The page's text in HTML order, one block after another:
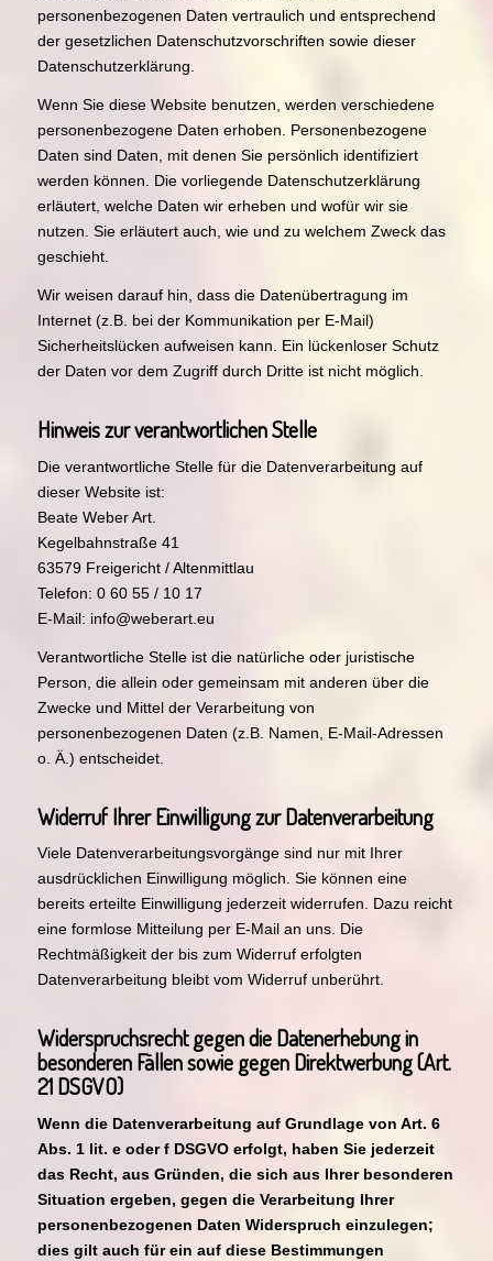
personenbezogenen Daten vertraulich und entsprechend
der gesetzlichen Datenschutzvorschriften sowie dieser
Datenschutzerklärung.
Wenn Sie diese Website benutzen, werden verschiedene
personenbezogene Daten erhoben. Personenbezogene
Daten sind Daten, mit denen Sie persönlich identifiziert
werden können. Die vorliegende Datenschutzerklärung
erläutert, welche Daten wir erheben und wofür wir sie
nutzen. Sie erläutert auch, wie und zu welchem Zweck das
geschieht.
Wir weisen darauf hin, dass die Datenübertragung im
Internet (z.B. bei der Kommunikation per E-Mail)
Sicherheitslücken aufweisen kann. Ein lückenloser Schutz
der Daten vor dem Zugriff durch Dritte ist nicht möglich.
Hinweis zur verantwortlichen Stelle
Die verantwortliche Stelle für die Datenverarbeitung auf
dieser Website ist:
Beate Weber Art.
Kegelbahnstraße 41
63579 Freigericht / Altenmittlau
Telefon: 0 60 55 / 10 17
E-Mail: info@weberart.eu
Verantwortliche Stelle ist die natürliche oder juristische
Person, die allein oder gemeinsam mit anderen über die
Zwecke und Mittel der Verarbeitung von
personenbezogenen Daten (z.B. Namen, E-Mail-Adressen
o. Ä.) entscheidet.
Widerruf Ihrer Einwilligung zur Datenverarbeitung
Viele Datenverarbeitungsvorgänge sind nur mit Ihrer
ausdrücklichen Einwilligung möglich. Sie können eine
bereits erteilte Einwilligung jederzeit widerrufen. Dazu reicht
eine formlose Mitteilung per E-Mail an uns. Die
Rechtmäßigkeit der bis zum Widerruf erfolgten
Datenverarbeitung bleibt vom Widerruf unberührt.
Widerspruchsrecht gegen die Datenerhebung in
besonderen Fällen sowie gegen Direktwerbung (Art.
21 DSGVO)
Wenn die Datenverarbeitung auf Grundlage von Art. 6
Abs. 1 lit. e oder f DSGVO erfolgt, haben Sie jederzeit
das Recht, aus Gründen, die sich aus Ihrer besonderen
Situation ergeben, gegen die Verarbeitung Ihrer
personenbezogenen Daten Widerspruch einzulegen;
dies gilt auch für ein auf diese Bestimmungen